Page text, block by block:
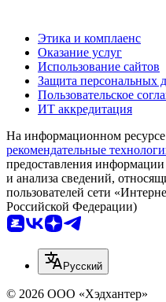
Этика и комплаенс
Оказание услуг
Использование сайтов
Защита персональных
Пользовательское
ИТ аккредитация
На информационном
рекомендательные
предоставления информации
и анализа сведений,
пользователей сети
Российской Федерации)
Русский
© 2026 ООО «Хэдхантер»